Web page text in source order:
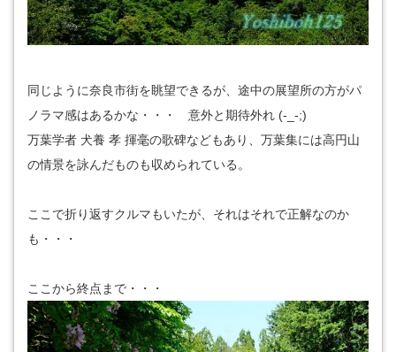
同じように奈良市街を眺望できるが、途中の展望所の方がパ
ノラマ感はあるかな・・・ 意外と期待外れ (-_-;)
万葉学者 犬養 孝 揮毫の歌碑などもあり、万葉集には高円山
の情景を詠んだものも収められている。
ここで折り返すクルマもいたが、それはそれで正解なのか
も・・・
ここから終点まで・・・